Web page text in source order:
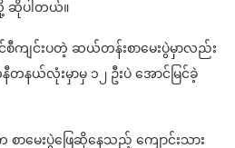
ဆိုပါတယ်။
စီကျင်းပတဲ့ ဆယ်တန်းစာမေးပွဲမှာလည်း
နယ်လုံးမှာမှ ၁၂ ဦးပဲ အောင်မြင်ခဲ့
ာမေးပွဲဖြေဆိုနေသည့် ကျောင်းသား